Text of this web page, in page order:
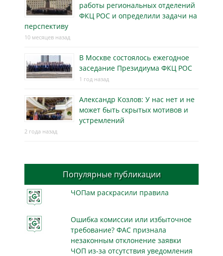
работы региональных отделений
ФКЦ РОС и определили задачи на
перспективу
10 месяцев назад
В Москве состоялось ежегодное
заседание Президиума ФКЦ РОС
1 год назад
Александр Козлов: У нас нет и не
может быть скрытых мотивов и
устремлений
2 года назад
Популярные публикации
ЧОПам раскрасили правила
Ошибка комиссии или избыточное
требование? ФАС признала
незаконным отклонение заявки
ЧОП из-за отсутствия уведомления